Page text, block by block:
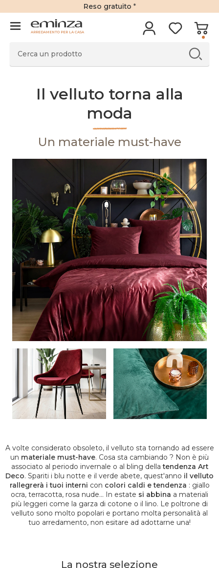
Reso gratuito *
ARREDAMENTO PER LA CASA
Il velluto torna alla
moda
Un materiale must-have
A volte considerato obsoleto, il velluto sta tornando ad essere
un materiale must-have. Cosa sta cambiando ? Non è più
associato al periodo invernale o al bling della tendenza Art
Deco. Spariti i blu notte e il verde abete, quest'anno il velluto
rallegrerà i tuoi interni con colori caldi e tendenza : giallo
ocra, terracotta, rosa nude... In estate si abbina a materiali
più leggeri come la garza di cotone o il lino. Le poltrone di
velluto sono molto popolari e portano molta personalità al
tuo arredamento, non esitare ad adottarne una!
La nostra selezione